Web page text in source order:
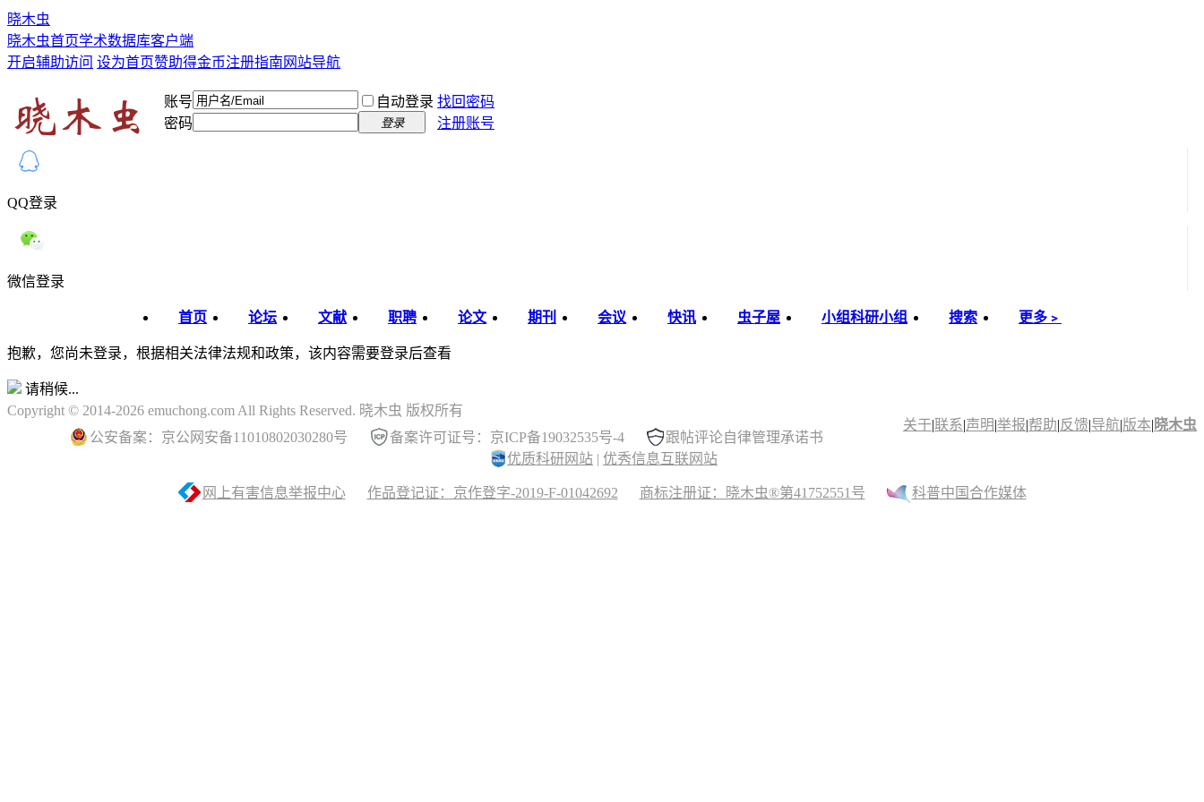
晓木虫
晓木虫首页学术数据库客户端
开启辅助访问 设为首页赞助得金币注册指南 网站导航
账号 自动登录 找回密码
密码
登录 注册账号
QQ登录
微信登录
首页 论坛 文献 职聘 论文 期刊 会议 快讯 虫子屋 小组科研小组 搜索 更多﹥
抱歉，您尚未登录，根据相关法律法规和政策，该内容需要登录后查看
请稍候...
关于|联系|声明|举报|帮助|反馈|导航|版本| 晓木虫
Copyright © 2014-2026 emuchong.com All Rights Reserved. 晓木虫 版权所有
公安备案：京公网安备11010802030280号
备案许可证号：京ICP备19032535号-4
跟帖评论自律管理承诺书
优质科研网站 | 优秀信息互联网站
网上有害信息举报中心 作品登记证：京作登字-2019-F-01042692 商标注册证：晓木虫®第41752551号 科普中国合作媒体